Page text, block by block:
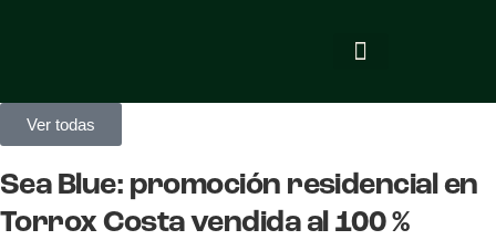
Ver todas
Sea Blue: promoción residencial en
Torrox Costa vendida al 100 %